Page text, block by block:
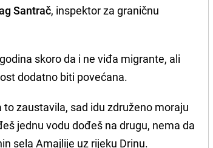
Santrač, inspektor za graničnu
skoro da i ne viđa migrante, ali
dodatno biti povećana.
to zaustavila, sad idu združeno moraju
jednu vodu dođeš na drugu, nema da
sela Amajlije uz rijeku Drinu.